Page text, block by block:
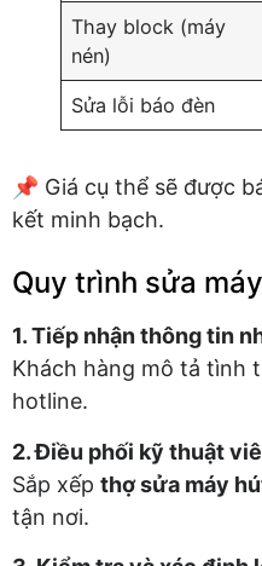
Thay block (máy
nén)
Sửa lỗi báo đèn
📌 Giá cụ thể sẽ được
kết minh bạch.
Quy trình sửa
1. Tiếp nhận thông tin
Khách hàng mô tả tình
hotline.
2. Điều phối kỹ thuật
Sắp xếp thợ sửa máy
tận nơi.